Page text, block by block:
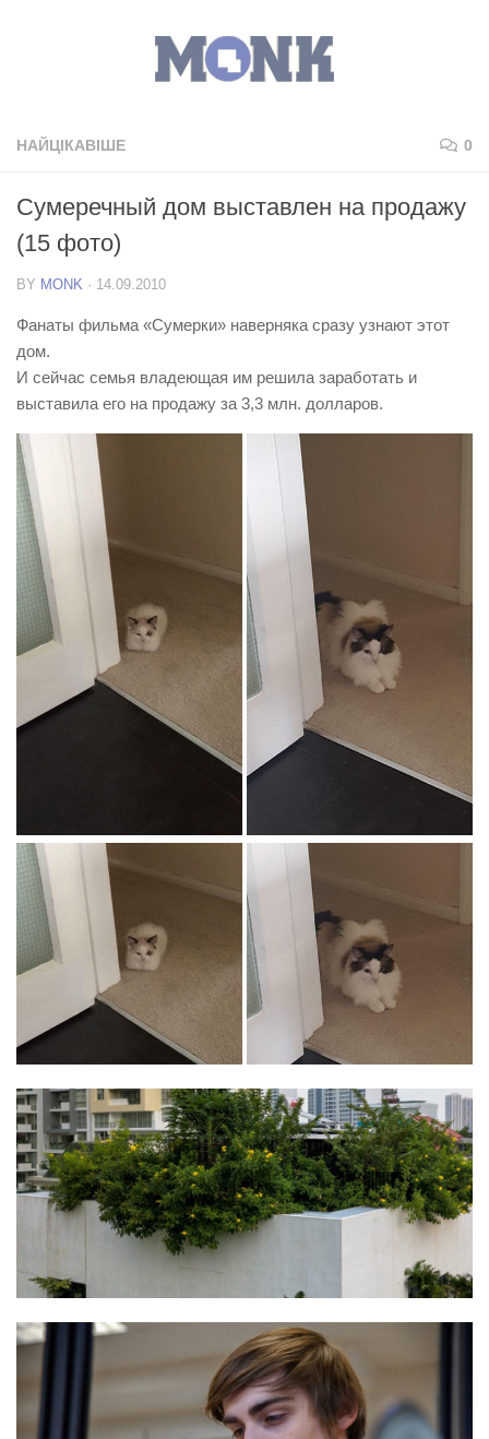
НАЙЦІКАВІШЕ 0
Сумеречный дом выставлен на продажу
(15 фото)
BY MONK · 14.09.2010
Фанаты фильма «Сумерки» наверняка сразу узнают этот
дом.
И сейчас семья владеющая им решила заработать и
выставила его на продажу за 3,3 млн. долларов.